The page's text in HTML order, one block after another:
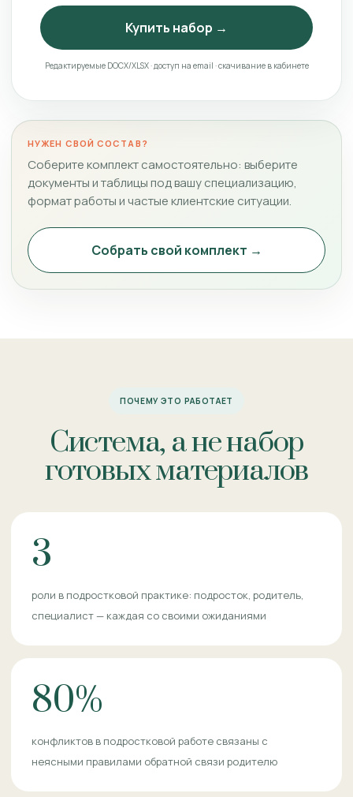
Купить набор →
Редактируемые DOCX/XLSX · доступ на email · скачивание в кабинете
НУЖЕН СВОЙ СОСТАВ?
Соберите комплект самостоятельно: выберите
документы и таблицы под вашу специализацию,
формат работы и частые клиентские ситуации.
Собрать свой комплект →
ПОЧЕМУ ЭТО РАБОТАЕТ
Система, а не набор
готовых материалов
3
роли в подростковой практике: подросток, родитель,
специалист — каждая со своими ожиданиями
80%
конфликтов в подростковой работе связаны с
неясными правилами обратной связи родителю